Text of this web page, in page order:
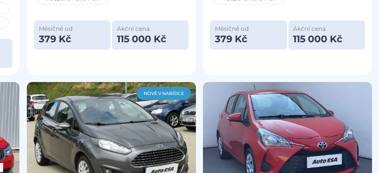
Měsíčně od
379 Kč
Akční cena
115 000 Kč
Měsíčně od
379 Kč
Akční cena
115 000 Kč
NOVĚ V NABÍDCE